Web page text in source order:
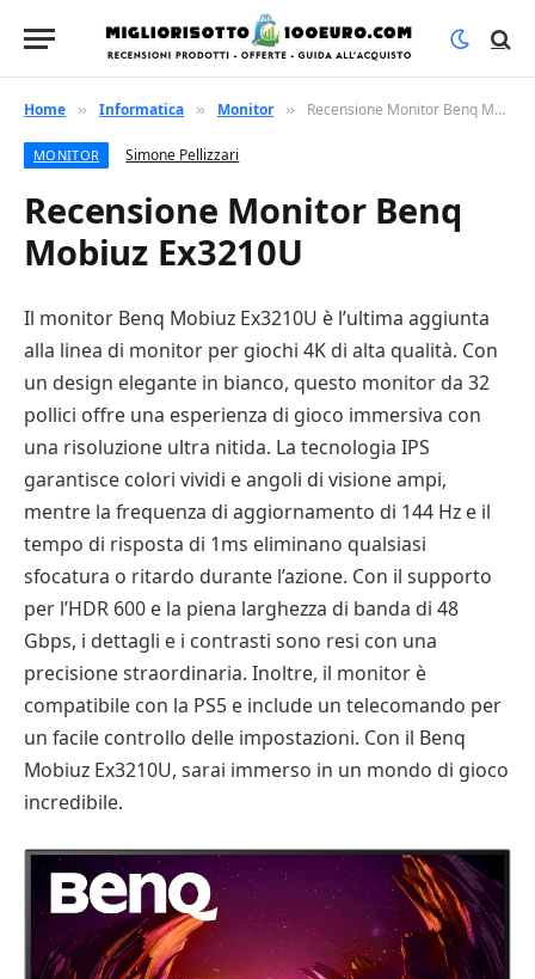
Home » Informatica » Monitor » Recensione Monitor Benq Mobiuz Ex3210U
MONITOR Simone Pellizzari
Recensione Monitor Benq
Mobiuz Ex3210U
Il monitor Benq Mobiuz Ex3210U è l’ultima aggiunta
alla linea di monitor per giochi 4K di alta qualità. Con
un design elegante in bianco, questo monitor da 32
pollici offre una esperienza di gioco immersiva con
una risoluzione ultra nitida. La tecnologia IPS
garantisce colori vividi e angoli di visione ampi,
mentre la frequenza di aggiornamento di 144 Hz e il
tempo di risposta di 1ms eliminano qualsiasi
sfocatura o ritardo durante l’azione. Con il supporto
per l’HDR 600 e la piena larghezza di banda di 48
Gbps, i dettagli e i contrasti sono resi con una
precisione straordinaria. Inoltre, il monitor è
compatibile con la PS5 e include un telecomando per
un facile controllo delle impostazioni. Con il Benq
Mobiuz Ex3210U, sarai immerso in un mondo di gioco
incredibile.